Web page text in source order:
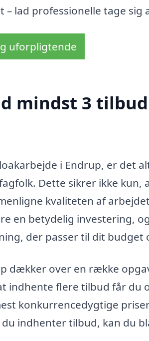
– lad professionelle tage
uforpligtende
mindst 3
i Endrup, er det
Dette sikrer ikke kun,
kvaliteten af
en betydelig investering,
der passer til dit budget
dækker over en række
indhente flere tilbud får du
konkurrencedygtige
indhenter tilbud, kan du